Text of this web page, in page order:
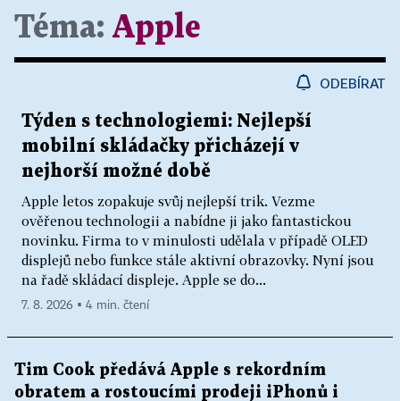
Téma: Apple
ODEBÍRAT
Týden s technologiemi: Nejlepší
mobilní skládačky přicházejí v
nejhorší možné době
Apple letos zopakuje svůj nejlepší trik. Vezme
ověřenou technologii a nabídne ji jako fantastickou
novinku. Firma to v minulosti udělala v případě OLED
displejů nebo funkce stále aktivní obrazovky. Nyní jsou
na řadě skládací displeje. Apple se do...
7. 8. 2026 ▪ 4 min. čtení
Tim Cook předává Apple s rekordním
obratem a rostoucími prodeji iPhonů i